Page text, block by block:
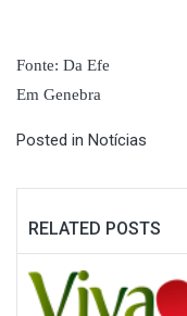
Fonte: Da Efe
Em Genebra
Posted in Notícias
RELATED POSTS